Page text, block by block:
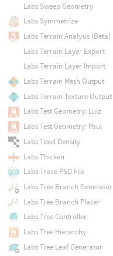
Labs Sweep Geometry
Labs Symmetrize
Labs Terrain Analysis (Beta)
Labs Terrain Layer Export
Labs Terrain Layer Import
Labs Terrain Mesh Output
Labs Terrain Texture Output
Labs Test Geometry: Luiz
Labs Test Geometry: Paul
Labs Texel Density
Labs Thicken
Labs Trace PSD File
Labs Tree Branch Generator
Labs Tree Branch Placer
Labs Tree Controller
Labs Tree Hierarchy
Labs Tree Leaf Generator